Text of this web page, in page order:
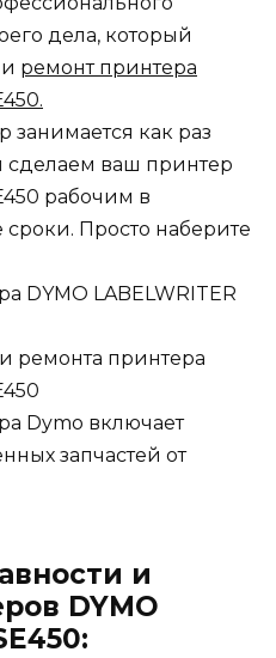
дела, который
ремонт принтера
занимается как раз
ваш принтер
рабочим в
Просто наберите
DYMO LABELWRITER
ремонта принтера
Dymo включает
запчастей от
и
DYMO